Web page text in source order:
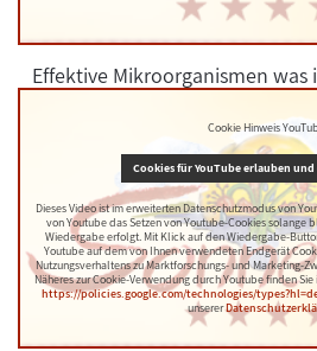
Effektive Mikroorganismen
Cookie Hinweis
Cookies für YouTube erlauben und
Dieses Video ist im erweiterten Datenschutzmodus von
von Youtube das Setzen von Youtube-Cookies solange
Wiedergabe erfolgt. Mit Klick auf den Wiedergabe-
Youtube auf dem von Ihnen verwendeten Endgerät
Nutzungsverhaltens zu Marktforschungs- und Marketing-
Näheres zur Cookie-Verwendung durch Youtube finden
https://policies.google.com/technologies/
unserer